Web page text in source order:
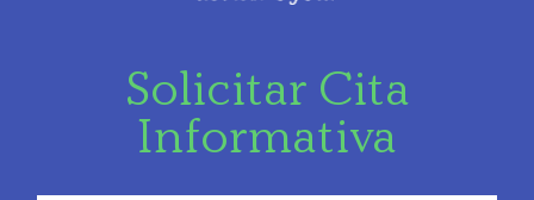
Solicitar Cita
Informativa